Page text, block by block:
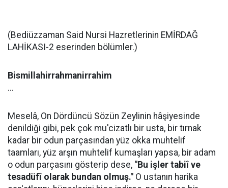
(Bediüzzaman Said Nursi Hazretlerinin EMİRDAĞ
LAHİKASI-2 eserinden bölümler.)
Bismillahirrahmanirrahim
...
Meselâ, On Dördüncü Sözün Zeylinin hâşiyesinde
denildiği gibi, pek çok mu'cizatlı bir usta, bir tırnak
kadar bir odun parçasından yüz okka muhtelif
taamları, yüz arşın muhtelif kumaşları yapsa, bir adam
o odun parçasını gösterip dese, "Bu işler tabiî ve
tesadüfî olarak bundan olmuş." O ustanın harika